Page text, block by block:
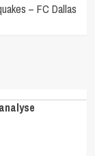
– FC Dallas